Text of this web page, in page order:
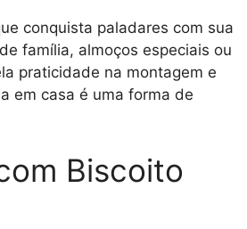
conquista paladares com sua
família, almoços especiais ou
praticidade na montagem e
em casa é uma forma de
Biscoito